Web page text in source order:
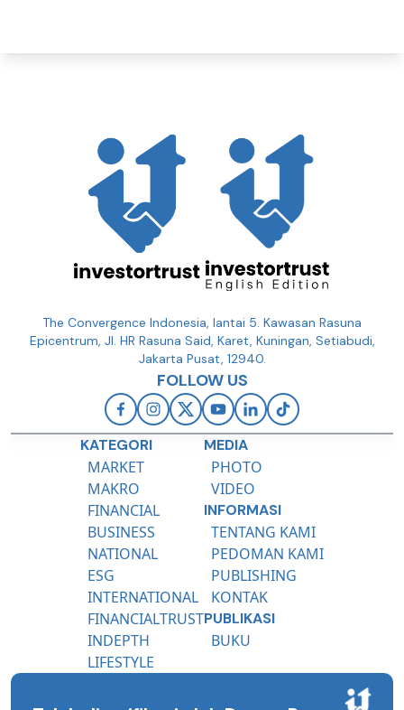
The Convergence Indonesia, lantai 5. Kawasan Rasuna
Epicentrum, Jl. HR Rasuna Said, Karet, Kuningan, Setiabudi,
Jakarta Pusat, 12940.
FOLLOW US
KATEGORI
MARKET
MAKRO
FINANCIAL
BUSINESS
NATIONAL
ESG
INTERNATIONAL
FINANCIALTRUST
INDEPTH
LIFESTYLE
MEDIA
PHOTO
VIDEO
INFORMASI
TENTANG KAMI
PEDOMAN KAMI
PUBLISHING
KONTAK
PUBLIKASI
BUKU